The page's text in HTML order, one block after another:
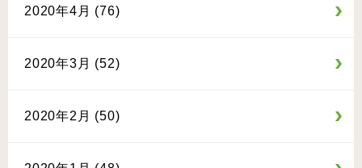
2020年4月 (76)
2020年3月 (52)
2020年2月 (50)